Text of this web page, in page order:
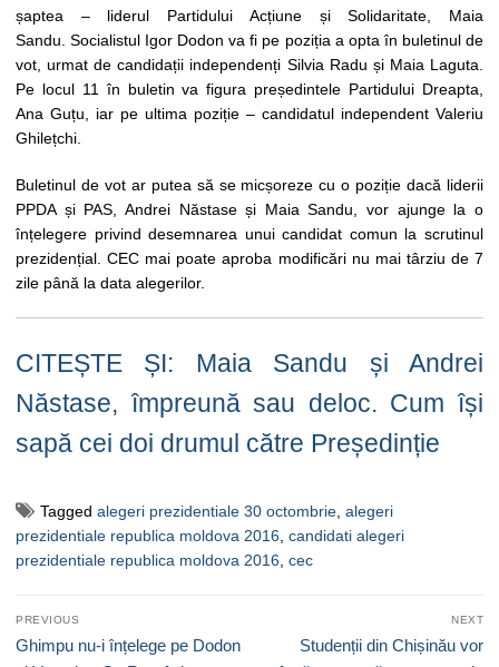
șaptea – liderul Partidului Acțiune și Solidaritate, Maia
Sandu. Socialistul Igor Dodon va fi pe poziția a opta în buletinul de
vot, urmat de candidații independenți Silvia Radu și Maia Laguta.
Pe locul 11 în buletin va figura președintele Partidului Dreapta,
Ana Guțu, iar pe ultima poziție – candidatul independent Valeriu
Ghilețchi.
Buletinul de vot ar putea să se micșoreze cu o poziție dacă liderii
PPDA și PAS, Andrei Năstase și Maia Sandu, vor ajunge la o
înțelegere privind desemnarea unui candidat comun la scrutinul
prezidențial. CEC mai poate aproba modificări nu mai târziu de 7
zile până la data alegerilor.
CITEȘTE ȘI: Maia Sandu și Andrei
Năstase, împreună sau deloc. Cum își
sapă cei doi drumul către Președinție
Tagged alegeri prezidentiale 30 octombrie, alegeri
prezidentiale republica moldova 2016, candidati alegeri
prezidentiale republica moldova 2016, cec
Navigare
în
PREVIOUS
Previous
Ghimpu nu-i înțelege pe Dodon
NEXT
Next
Studenții din Chișinău vor